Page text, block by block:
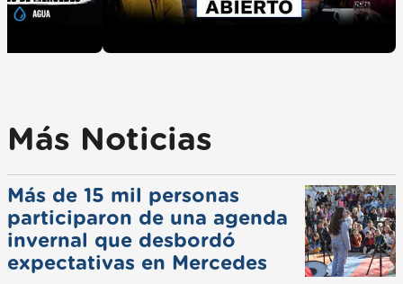
Más Noticias
Más de 15 mil personas
participaron de una agenda
invernal que desbordó
expectativas en Mercedes